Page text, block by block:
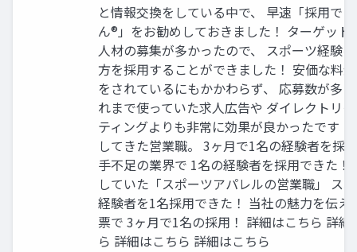
と情報交換をしている中で、 早速「採⽤で
ん®」をお勧めしておきました！ ターゲット
⼈材の募集が多かったので、 スポーツ経験
⽅を採⽤することができました！ 安価な料
をされているにもかかわらず、 応募数が多
れまで使っていた求⼈広告や ダイレクトリ
ティングよりも⾮常に効果が良かったです！
してきた営業職。 3ヶ⽉で1名の経験者を採
⼿不⾜の業界で 1名の経験者を採⽤できた！
していた「スポーツアパレルの営業職」 ス
経験者を1名採⽤できた！ 当社の魅⼒を伝え
票で 3ヶ⽉で1名の採⽤！ 詳細はこちら 詳細
ら 詳細はこちら 詳細はこちら